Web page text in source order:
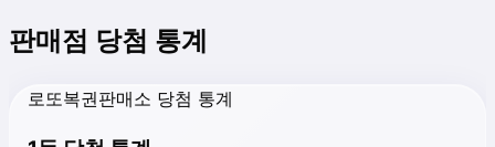
판매점 당첨 통계
로또복권판매소 당첨 통계